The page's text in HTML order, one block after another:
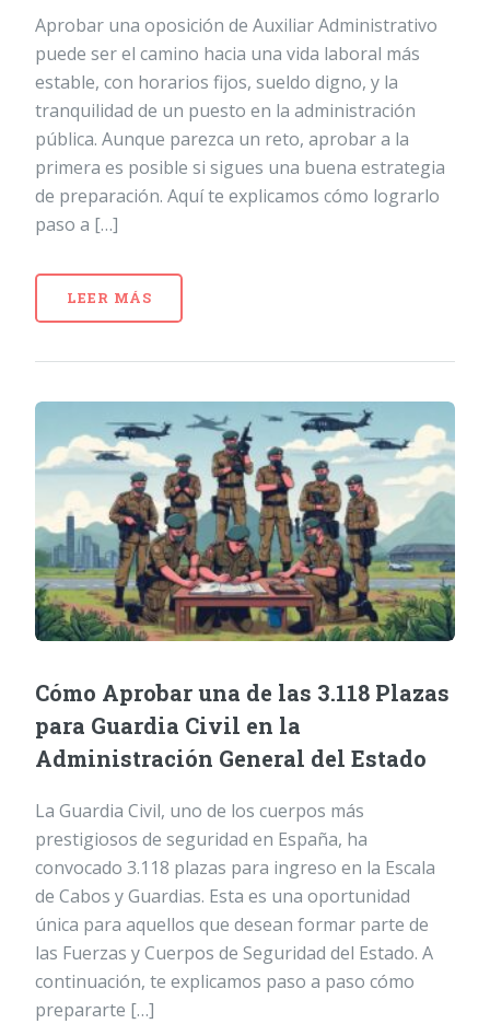
Aprobar una oposición de Auxiliar Administrativo
puede ser el camino hacia una vida laboral más
estable, con horarios fijos, sueldo digno, y la
tranquilidad de un puesto en la administración
pública. Aunque parezca un reto, aprobar a la
primera es posible si sigues una buena estrategia
de preparación. Aquí te explicamos cómo lograrlo
paso a […]
LEER MÁS
Cómo Aprobar una de las 3.118 Plazas
para Guardia Civil en la
Administración General del Estado
La Guardia Civil, uno de los cuerpos más
prestigiosos de seguridad en España, ha
convocado 3.118 plazas para ingreso en la Escala
de Cabos y Guardias. Esta es una oportunidad
única para aquellos que desean formar parte de
las Fuerzas y Cuerpos de Seguridad del Estado. A
continuación, te explicamos paso a paso cómo
prepararte […]